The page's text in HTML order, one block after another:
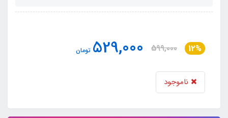
12%
599,000
529,000 تومان
ناموجود